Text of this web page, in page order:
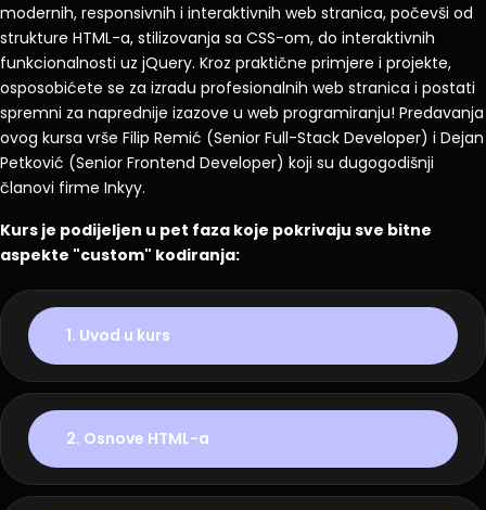
modernih, responsivnih i interaktivnih web stranica, počevši od
strukture HTML-a, stilizovanja sa CSS-om, do interaktivnih
funkcionalnosti uz jQuery. Kroz praktične primjere i projekte,
osposobićete se za izradu profesionalnih web stranica i postati
spremni za naprednije izazove u web programiranju! Predavanja
ovog kursa vrše Filip Remić (Senior Full-Stack Developer) i Dejan
Petković (Senior Frontend Developer) koji su dugogodišnji
članovi firme Inkyy.
Kurs je podijeljen u pet faza koje pokrivaju sve bitne
aspekte "custom" kodiranja:
1. Uvod u kurs
2. Osnove HTML-a